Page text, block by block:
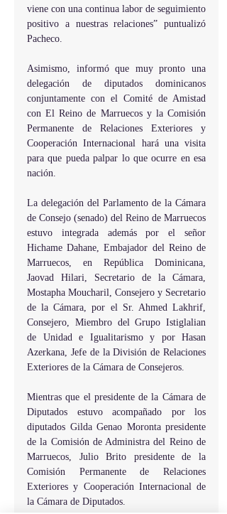
viene con una continua labor de seguimiento
positivo a nuestras relaciones” puntualizó
Pacheco.
Asimismo, informó que muy pronto una
delegación de diputados dominicanos
conjuntamente con el Comité de Amistad
con El Reino de Marruecos y la Comisión
Permanente de Relaciones Exteriores y
Cooperación Internacional hará una visita
para que pueda palpar lo que ocurre en esa
nación.
La delegación del Parlamento de la Cámara
de Consejo (senado) del Reino de Marruecos
estuvo integrada además por el señor
Hichame Dahane, Embajador del Reino de
Marruecos, en República Dominicana,
Jaovad Hilari, Secretario de la Cámara,
Mostapha Moucharil, Consejero y Secretario
de la Cámara, por el Sr. Ahmed Lakhrif,
Consejero, Miembro del Grupo Istiglalian
de Unidad e Igualitarismo y por Hasan
Azerkana, Jefe de la División de Relaciones
Exteriores de la Cámara de Consejeros.
Mientras que el presidente de la Cámara de
Diputados estuvo acompañado por los
diputados Gilda Genao Moronta presidente
de la Comisión de Administra del Reino de
Marruecos, Julio Brito presidente de la
Comisión Permanente de Relaciones
Exteriores y Cooperación Internacional de
la Cámara de Diputados.